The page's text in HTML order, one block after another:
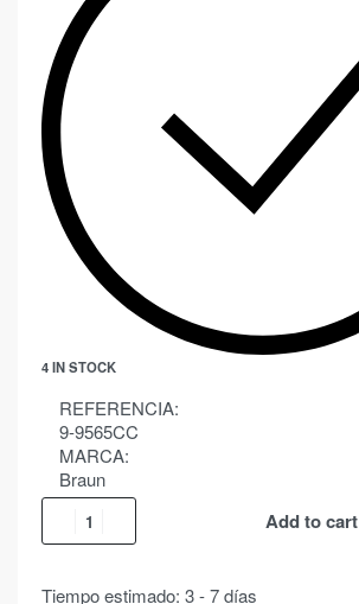
4 IN STOCK
REFERENCIA:
9-9565CC
MARCA:
Braun
Add to cart
Tiempo estimado: 3 - 7 días